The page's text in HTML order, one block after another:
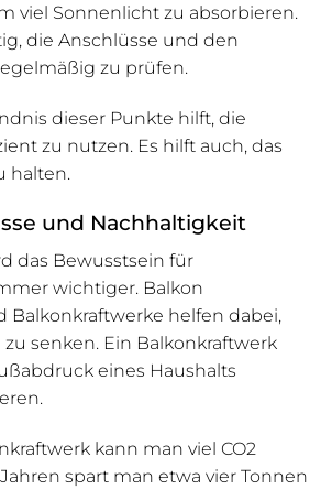
viel Sonnenlicht zu absorbieren.
die Anschlüsse und den
zu prüfen.
dieser Punkte hilft, die
zu nutzen. Es hilft auch, das
halten.
und Nachhaltigkeit
das Bewusstsein für
wichtiger. Balkon
Balkonkraftwerke helfen dabei,
zu senken. Ein Balkonkraftwerk
eines Haushalts
kann man viel CO2
spart man etwa vier Tonnen